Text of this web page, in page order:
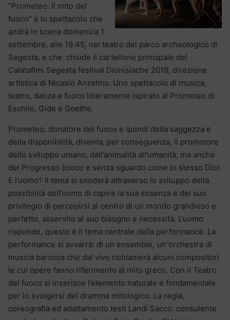
“Prometeo. Il mito del
fuoco” è lo spettacolo che
andrà in scena domenica 1
settembre, alle 19.45, nel teatro del parco archeologico di
Segesta, e che chiude il cartellone principale del
Calatafimi Segesta festival Dionisiache 2019, direzione
artistica di Nicasio Anzelmo. Uno spettacolo di musica,
teatro, danza e fuoco liberamente ispirato al Prometeo di
Eschilo, Gide e Goethe.
Prometeo, donatore del fuoco e quindi della saggezza e
della disponibilità, diventa, per conseguenza, il promotore
dello sviluppo umano, dall’animalità all’umanità, ma anche
del Progresso (cieco e senza sguardo come lo stesso Dio).
E l’uomo? Il tema si snoderà attraverso lo sviluppo della
possibilità dell’uomo di capire la sua essenza e del suo
privilegio di percepirsi al centro di un mondo grandioso e
perfetto, asservito al suo bisogno e necessità. L’uomo
risponde, questo è il tema centrale della performance. La
performance si avvarrà: di un ensemble, un’’orchestra di
musica barocca che dal vivo richiamerà alcuni compositori
le cui opere fanno riferimento al mito greco. Con il Teatro
del fuoco si inserisce l’elemento naturale e fondamentale
per lo svolgersi del dramma mitologico. La regia,
coreografia ed adattamento testi Landi Sacco, consulente